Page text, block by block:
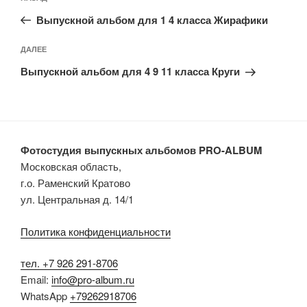
по
записям
запись:
Выпускной альбом для 1 4 класса Жирафики
Следующая
запись
ДАЛЕЕ
Выпускной альбом для 4 9 11 класса Круги
Фотостудия выпускных альбомов PRO-ALBUM
Московская область,
г.о. Раменский Кратово
ул. Центральная д. 14/1
Политика конфиденциальности
тел. +7 926 291-8706
Email: info@pro-album.ru
WhatsApp +79262918706